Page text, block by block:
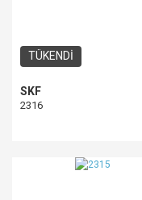
TÜKENDİ
SKF
2316